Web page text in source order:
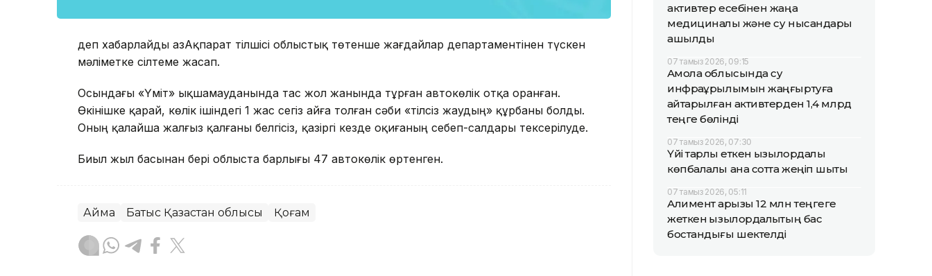
деп хабарлайды ҚазАқпарат тілшісі облыстық төтенше жағдайлар департаментінен түскен
мәліметке сілтеме жасап.
Осындағы «Үміт» ықшамауданында тас жол жанында тұрған автокөлік отқа оранған.
Өкінішке қарай, көлік ішіндегі 1 жас сегіз айға толған сәби «тілсіз жаудың» құрбаны болды.
Оның қалайша жалғыз қалғаны белгісіз, қазіргі кезде оқиғаның себеп-салдары тексерілуде.
Биыл жыл басынан бері облыста барлығы 47 автокөлік өртенген.
Аймақ Батыс Қазақстан облысы Қоғам
активтер есебінен жаңа
медициналық және су нысандары
ашылды
07 тамыз 2026, 09:15
Ақмола облысында су
инфрақұрылымын жаңғыртуға
қайтарылған активтерден 1,4 млрд
теңге бөлінді
07 тамыз 2026, 07:30
Үйі тарлық еткен қызылордалық
көпбалалы ана сотта жеңіп шықты
07 тамыз 2026, 05:11
Алимент қарызы 12 млн теңгеге
жеткен қызылордалықтың бас
бостандығы шектелді